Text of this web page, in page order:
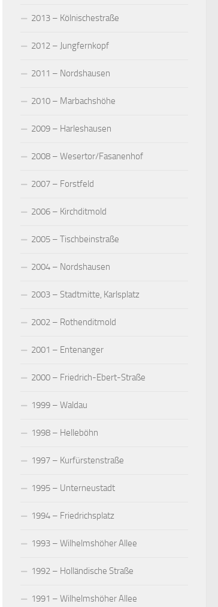
2013 – Kölnischestraße
2012 – Jungfernkopf
2011 – Nordshausen
2010 – Marbachshöhe
2009 – Harleshausen
2008 – Wesertor/Fasanenhof
2007 – Forstfeld
2006 – Kirchditmold
2005 – Tischbeinstraße
2004 – Nordshausen
2003 – Stadtmitte, Karlsplatz
2002 – Rothenditmold
2001 – Entenanger
2000 – Friedrich-Ebert-Straße
1999 – Waldau
1998 – Helleböhn
1997 – Kurfürstenstraße
1995 – Unterneustadt
1994 – Friedrichsplatz
1993 – Wilhelmshöher Allee
1992 – Holländische Straße
1991 – Wilhelmshöher Allee